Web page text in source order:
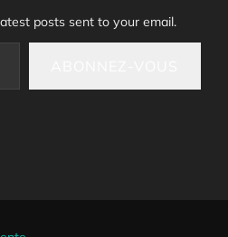
posts sent to your email.